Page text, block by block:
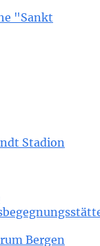
"Sankt
Stadion
Bergen